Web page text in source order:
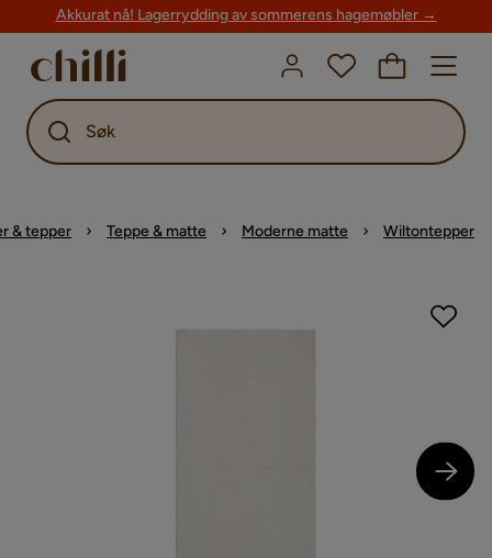
Akkurat nå! Lagerrydding av sommerens hagemøbler →
Søk
& tepper Teppe & matte Moderne matte Wiltontepper